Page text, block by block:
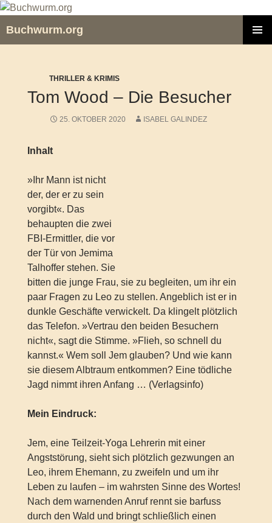
Zum
springen
Buchwurm.org
THRILLER & KRIMIS
Tom Wood – Die Besucher
25. OKTOBER 2020 ISABEL GALINDEZ
Inhalt
»Ihr Mann ist nicht
der, der er zu sein
vorgibt«. Das
behaupten die zwei
FBI-Ermittler, die vor
der Tür von Jemima
Talhoffer stehen. Sie
bitten die junge Frau, sie zu begleiten, um ihr ein
paar Fragen zu Leo zu stellen. Angeblich ist er in
dunkle Geschäfte verwickelt. Da klingelt plötzlich
das Telefon. »Vertrau den beiden Besuchern
nicht«, sagt die Stimme. »Flieh, so schnell du
kannst.« Wem soll Jem glauben? Und wie kann
sie diesem Albtraum entkommen? Eine tödliche
Jagd nimmt ihren Anfang … (Verlagsinfo)
Mein Eindruck:
Jem, eine Teilzeit-Yoga Lehrerin mit einer
Angststörung, sieht sich plötzlich gezwungen an
Leo, ihrem Ehemann, zu zweifeln und um ihr
Leben zu laufen – im wahrsten Sinne des Wortes!
Nach dem warnenden Anruf rennt sie barfuss
durch den Wald und bringt schließlich einen